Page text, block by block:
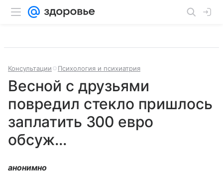
Консультации Психология и психиатрия
Весной с друзьями
повредил стекло пришлось
заплатить 300 евро
обсуж...
анонимно